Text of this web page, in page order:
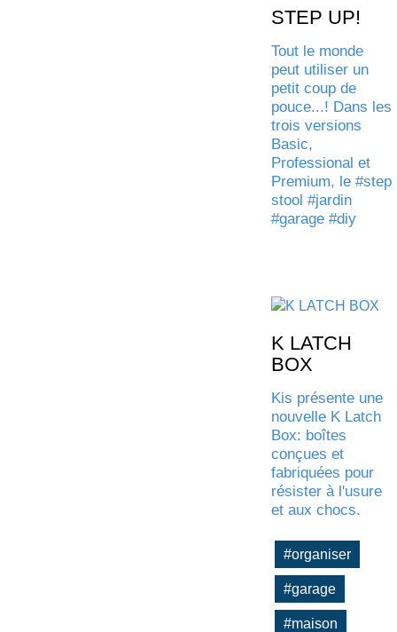
STEP UP!
Tout le monde
peut utiliser un
petit coup de
pouce...! Dans les
trois versions
Basic,
Professional et
Premium, le #step
stool #jardin
#garage #diy
K LATCH
BOX
Kis présente une
nouvelle K Latch
Box: boîtes
conçues et
fabriquées pour
résister à l'usure
et aux chocs.
#organiser
#garage
#maison